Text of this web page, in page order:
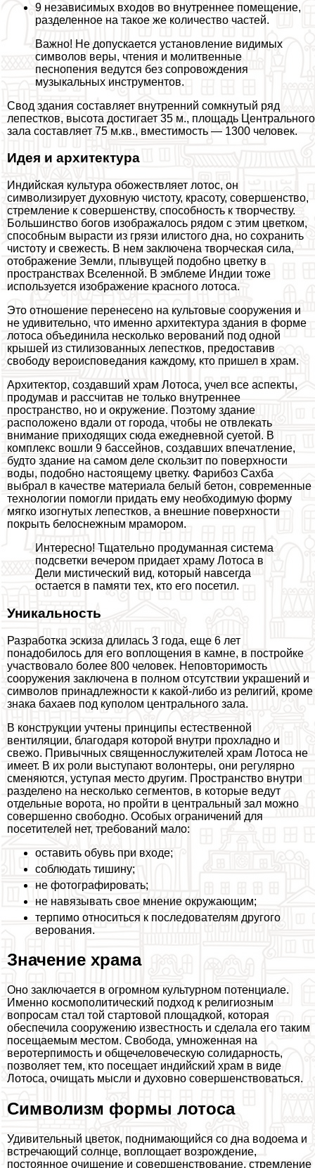
9 независимых входов во внутреннее помещение,
разделенное на такое же количество частей.
Важно! Не допускается установление видимых
символов веры, чтения и молитвенные
песнопения ведутся без сопровождения
музыкальных инструментов.
Свод здания составляет внутренний сомкнутый ряд
лепестков, высота достигает 35 м., площадь Центрального
зала составляет 75 м.кв., вместимость — 1300 человек.
Идея и архитектура
Индийская культура обожествляет лотос, он
символизирует духовную чистоту, красоту, совершенство,
стремление к совершенству, способность к творчеству.
Большинство богов изображалось рядом с этим цветком,
способным вырасти из грязи илистого дна, но сохранить
чистоту и свежесть. В нем заключена творческая сила,
отображение Земли, плывущей подобно цветку в
прострaнcтвах Вселенной. В эмблеме Индии тоже
используется изображение красного лотоса.
Это отношение перенесено на культовые сооружения и
не удивительно, что именно архитектура здания в форме
лотоса объединила несколько верований под одной
крышей из стилизованных лепестков, предоставив
свободу вероисповедания каждому, кто пришел в храм.
Архитектор, создавший храм Лотоса, учел все аспекты,
продумав и рассчитав не только внутреннее
прострaнcтво, но и окружение. Поэтому здание
расположено вдали от города, чтобы не отвлекать
внимание приходящих сюда ежедневной суетой. В
комплекс вошли 9 бассейнов, создавших впечатление,
будто здание на самом деле скользит по поверхности
воды, подобно настоящему цветку. Фарибоз Сахба
выбрал в качестве материала белый бетон, современные
технологии помогли придать ему необходимую форму
мягко изогнутых лепестков, а внешние поверхности
покрыть белоснежным мрамором.
Интересно! Тщательно продуманная система
подсветки вечером придает храму Лотоса в
Дели мистический вид, который навсегда
остается в памяти тех, кто его посетил.
Уникальность
Разработка эскиза длилась 3 года, еще 6 лет
понадобилось для его воплощения в камне, в постройке
участвовало более 800 человек. Неповторимость
сооружения заключена в полном отсутствии украшений и
символов принадлежности к какой-либо из религий, кроме
знака бахаев под куполом центрального зала.
В конструкции учтены принципы естественной
вентиляции, благодаря которой внутри прохладно и
свежо. Привычных священнослужителей храм Лотоса не
имеет. В их роли выступают волонтеры, они регулярно
сменяются, уступая место другим. Прострaнcтво внутри
разделено на несколько сегментов, в которые ведут
отдельные ворота, но пройти в центральный зал можно
совершенно свободно. Особых ограничений для
посетителей нет, требований мало:
оставить обувь при входе;
соблюдать тишину;
не фотографировать;
не навязывать свое мнение окружающим;
терпимо относиться к последователям другого
верования.
Значение храма
Оно заключается в огромном культурном потенциале.
Именно космополитический подход к религиозным
вопросам стал той стартовой площадкой, которая
обеспечила сооружению известность и сделала его таким
посещаемым местом. Свобода, умноженная на
веротерпимость и общечеловеческую солидарность,
позволяет тем, кто посещает индийский храм в виде
Лотоса, очищать мысли и духовно совершенствоваться.
Символизм формы лотоса
Удивительный цветок, поднимающийся со дна водоема и
встречающий солнце, воплощает возрождение,
постоянное очищение и совершенствование, стремление